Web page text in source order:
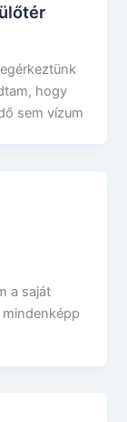
hogy
sem vízum
a saját